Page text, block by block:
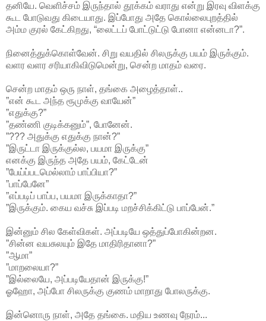
தனியே. வெளிச்சம் இருந்தால் தூக்கம் வராது என்று இரவு விளக்கு
கூட போடுவது கிடையாது. இப்போது அதே கொல்லைபுறத்தில்
அம்ம குரல் கேட்கிறது, “லைட்டப் போட்டுட்டு போனா என்னடா?”.
நினைத்துக்கொள்வேன். சிறு வயதில் சிலருக்கு பயம் இருக்கும்.
வளர வளர சரியாகிவிடுமென்று, சென்ற மாதம் வரை.
சென்ற மாதம் ஒரு நாள், தங்கை அழைத்தாள்..
”என் கூட அந்த ரூமுக்கு வாயேன்”
”எதுக்கு?”
”தண்ணி குடிக்கனும்”, போனேன்.
”??? அதுக்கு எதுக்கு நான்?”
”இருட்டா இருக்குல்ல, பயமா இருக்கு”
எனக்கு இருந்த அதே பயம், கேட்டேன்
”பேய்ப்படமெல்லாம் பாப்பியா?”
”பாப்பேனே”
”எப்படிப் பாப்ப, பயமா இருக்காதா?”
”இருக்கும். கைய வச்சு இப்படி மறச்சிக்கிட்டு பாப்பேன்.”
இன்னும் சில கேள்விகள். அப்படியே ஒத்துப்போகின்றன.
”சின்ன வயசுலயும் இதே மாதிரிதானா?”
”ஆமா”
”மாறலையா?”
”இல்லையே, அப்படியேதான் இருக்கு!”
ஓஹோ, அப்போ சிலருக்கு குணம் மாறாது போலருக்கு.
இன்னொரு நாள், அதே தங்கை. மதிய உணவு நேரம்...